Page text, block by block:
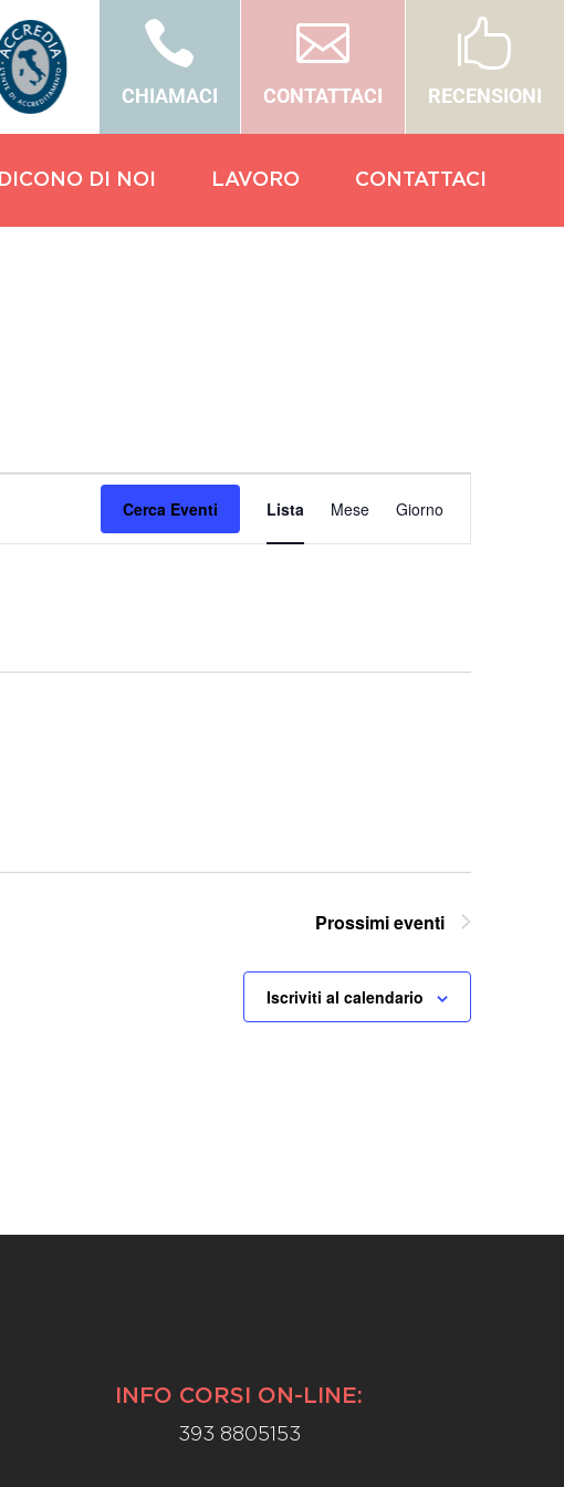

CHIAMACI

CONTATTACI

RECENSIONI
DICONO DI NOI LAVORO CONTATTACI
Cerca Eventi
Viste
Lista Mese Giorno
Prossimi eventi
Iscriviti al calendario
INFO CORSI ON-LINE:
393 8805153